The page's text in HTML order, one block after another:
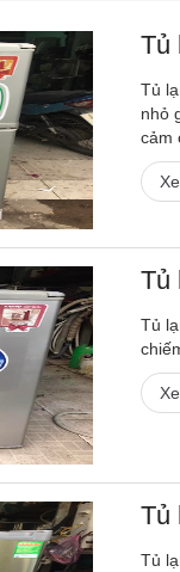
Tủ
Tủ
nhỏ
cảm
Tủ
Tủ
Tủ
Tủ